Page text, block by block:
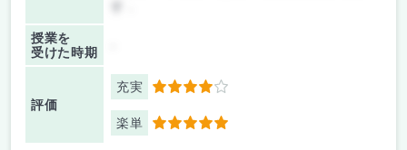
授業を
受けた時期
評価
充実 4
楽単 5